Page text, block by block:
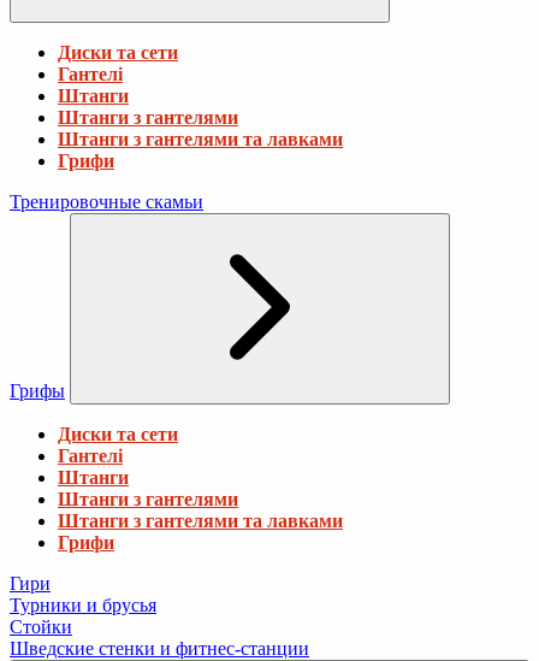
Диски та сети
Гантелі
Штанги
Штанги з гантелями
Штанги з гантелями та лавками
Грифи
Тренировочные скамьи
Грифы
Диски та сети
Гантелі
Штанги
Штанги з гантелями
Штанги з гантелями та лавками
Грифи
Гири
Турники и брусья
Стойки
Шведские стенки и фитнес-станции